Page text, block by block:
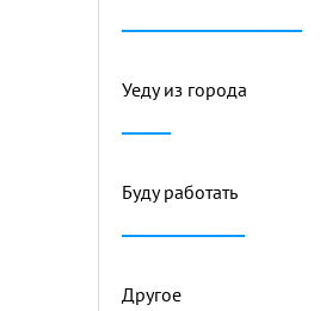
Уеду из города
Буду работать
Другое